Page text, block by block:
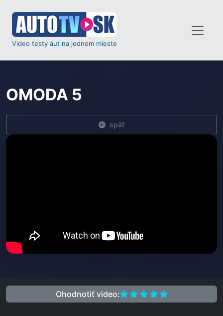
Video testy áut na jednom mieste
OMODA 5
späť
Ohodnotiť video: